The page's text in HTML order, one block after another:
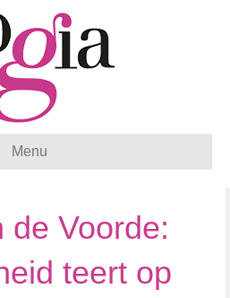
Menu
de Voorde:
teert op